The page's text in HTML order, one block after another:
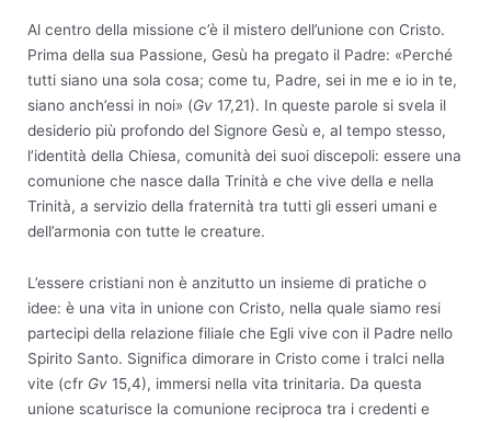
Al centro della missione c’è il mistero dell’unione con Cristo.
Prima della sua Passione, Gesù ha pregato il Padre: «Perché
tutti siano una sola cosa; come tu, Padre, sei in me e io in te,
siano anch’essi in noi» (Gv 17,21). In queste parole si svela il
desiderio più profondo del Signore Gesù e, al tempo stesso,
l’identità della Chiesa, comunità dei suoi discepoli: essere una
comunione che nasce dalla Trinità e che vive della e nella
Trinità, a servizio della fraternità tra tutti gli esseri umani e
dell’armonia con tutte le creature.
L’essere cristiani non è anzitutto un insieme di pratiche o
idee: è una vita in unione con Cristo, nella quale siamo resi
partecipi della relazione filiale che Egli vive con il Padre nello
Spirito Santo. Significa dimorare in Cristo come i tralci nella
vite (cfr Gv 15,4), immersi nella vita trinitaria. Da questa
unione scaturisce la comunione reciproca tra i credenti e